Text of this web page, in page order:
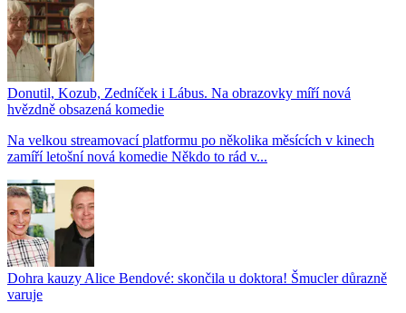
Donutil, Kozub, Zedníček i Lábus. Na obrazovky míří nová
hvězdně obsazená komedie
Na velkou streamovací platformu po několika měsících v kinech
zamíří letošní nová komedie Někdo to rád v...
Dohra kauzy Alice Bendové: skončila u doktora! Šmucler důrazně
varuje